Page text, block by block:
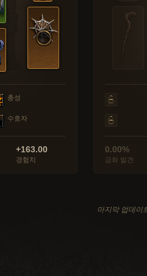
충성
수호자
+163.00
경험치
0.00%
금화 발견
마지막 업데이